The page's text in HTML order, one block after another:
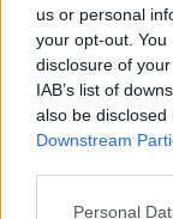
us or personal
your opt-out.
disclosure of
IAB’s list of
also be
Downstream
Personal